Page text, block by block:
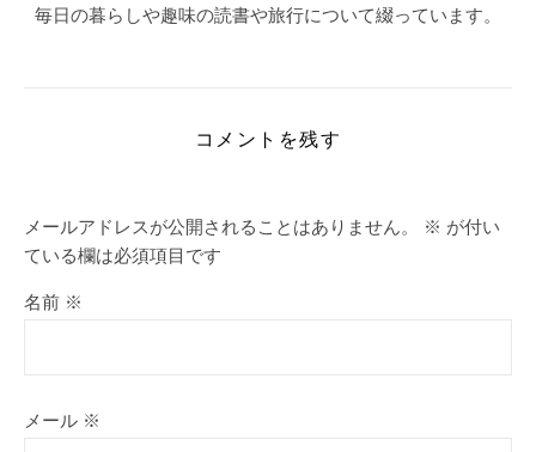
毎日の暮らしや趣味の読書や旅行について綴っています。
コメントを残す
メールアドレスが公開されることはありません。 ※ が付い
ている欄は必須項目です
名前 ※
メール ※